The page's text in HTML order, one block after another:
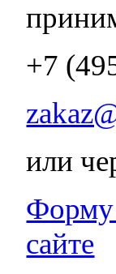
+7
или
Форму
сайте